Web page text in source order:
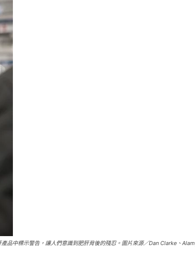
品中標示警告，讓人們意識到肥肝背後的殘忍。圖片來源／Dan Clarke、